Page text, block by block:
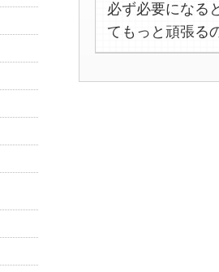
必ず必要になる
てもっと頑張る